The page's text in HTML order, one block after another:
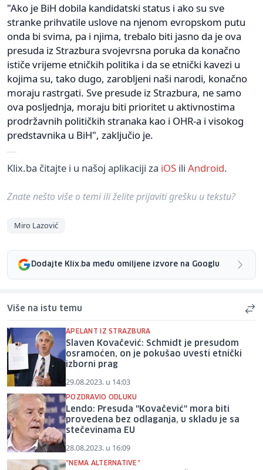
"Ako je BiH dobila kandidatski status i ako su sve
stranke prihvatile uslove na njenom evropskom putu
onda bi svima, pa i njima, trebalo biti jasno da je ova
presuda iz Strazbura svojevrsna poruka da konačno
ističe vrijeme etničkih politika i da se etnički kavezi u
kojima su, tako dugo, zarobljeni naši narodi, konačno
moraju rastrgati. Sve presude iz Strazbura, ne samo
ova posljednja, moraju biti prioritet u aktivnostima
prodržavnih političkih stranaka kao i OHR-a i visokog
predstavnika u BiH", zaključio je.
Klix.ba čitajte i u našoj aplikaciji za iOS ili Android.
Znate nešto više o temi ili želite prijaviti grešku u tekstu?
Miro Lazović
Dodajte Klix.ba među omiljene izvore na Googlu
Više na istu temu
APELANT IZ STRAZBURA
Slaven Kovačević: Schmidt je presudom
osramoćen, on je pokušao uvesti etnički
izborni prag
29.08.2023. u 14:03
POZDRAVIO ODLUKU
Lendo: Presuda "Kovačević" mora biti
provedena bez odlaganja, u skladu je sa
stečevinama EU
28.08.2023. u 16:09
"NEMA ALTERNATIVE"